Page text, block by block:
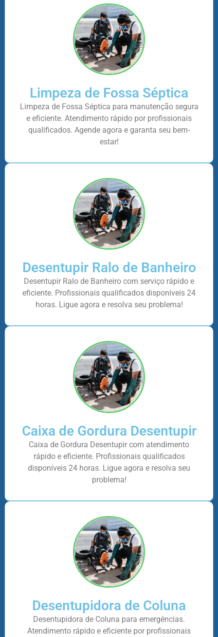
Limpeza de Fossa Séptica
Limpeza de Fossa Séptica para manutenção segura
e eficiente. Atendimento rápido por profissionais
qualificados. Agende agora e garanta seu bem-
estar!
Desentupir Ralo de Banheiro
Desentupir Ralo de Banheiro com serviço rápido e
eficiente. Profissionais qualificados disponíveis 24
horas. Ligue agora e resolva seu problema!
Caixa de Gordura Desentupir
Caixa de Gordura Desentupir com atendimento
rápido e eficiente. Profissionais qualificados
disponíveis 24 horas. Ligue agora e resolva seu
problema!
Desentupidora de Coluna
Desentupidora de Coluna para emergências.
Atendimento rápido e eficiente por profissionais